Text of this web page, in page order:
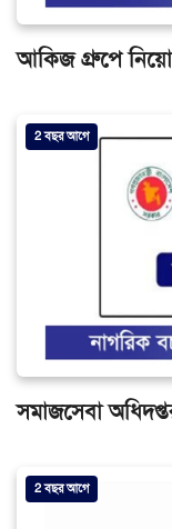
আকিজ গ্রুপে
2 বছর আগে
সমাজসেবা
2 বছর আগে